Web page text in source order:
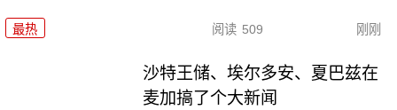
最热 阅读 509 刚刚
沙特王储、埃尔多安、夏巴兹在
麦加搞了个大新闻